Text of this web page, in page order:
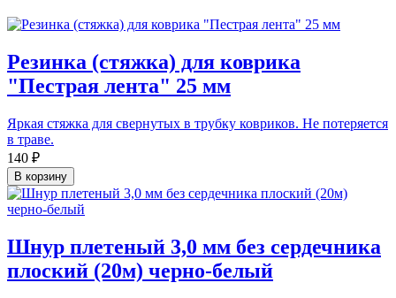
Резинка (стяжка) для коврика
"Пестрая лента" 25 мм
Яркая стяжка для свернутых в трубку ковриков. Не потеряется
в траве.
140 ₽
В корзину
Шнур плетеный 3,0 мм без сердечника
плоский (20м) черно-белый